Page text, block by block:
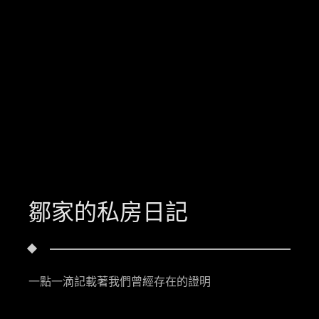
鄒家的私房日記
一點一滴記載著我們曾經存在的證明